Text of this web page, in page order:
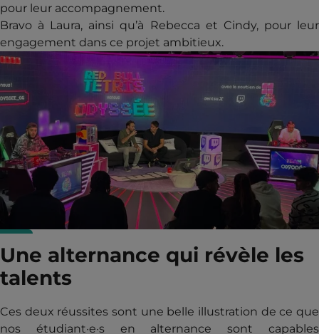
pour leur accompagnement.
Bravo à Laura, ainsi qu’à Rebecca et Cindy, pour leur
engagement dans ce projet ambitieux.
Une alternance qui révèle les
talents
Ces deux réussites sont une belle illustration de ce que
nos étudiant·e·s en alternance sont capables